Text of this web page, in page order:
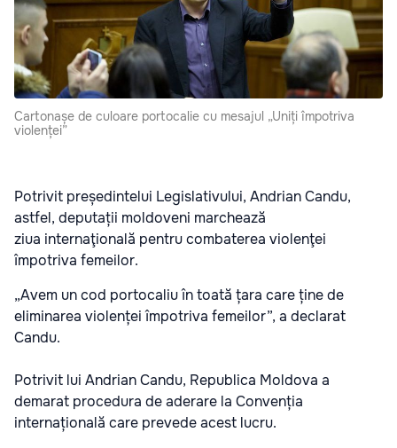
Cartonașe de culoare portocalie cu mesajul „Uniți împotriva
violenței”
Potrivit președintelui Legislativului, Andrian Candu,
astfel, deputații moldoveni marchează
ziua internaţională pentru combaterea violenţei
împotriva femeilor.
„Avem un cod portocaliu în toată țara care ține de
eliminarea violenței împotriva femeilor”, a declarat
Candu.
Potrivit lui Andrian Candu, Republica Moldova a
demarat procedura de aderare la Convenția
internațională care prevede acest lucru.